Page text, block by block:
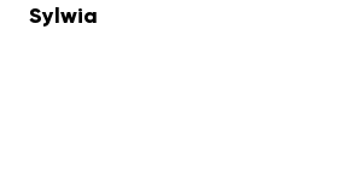
Sylwia